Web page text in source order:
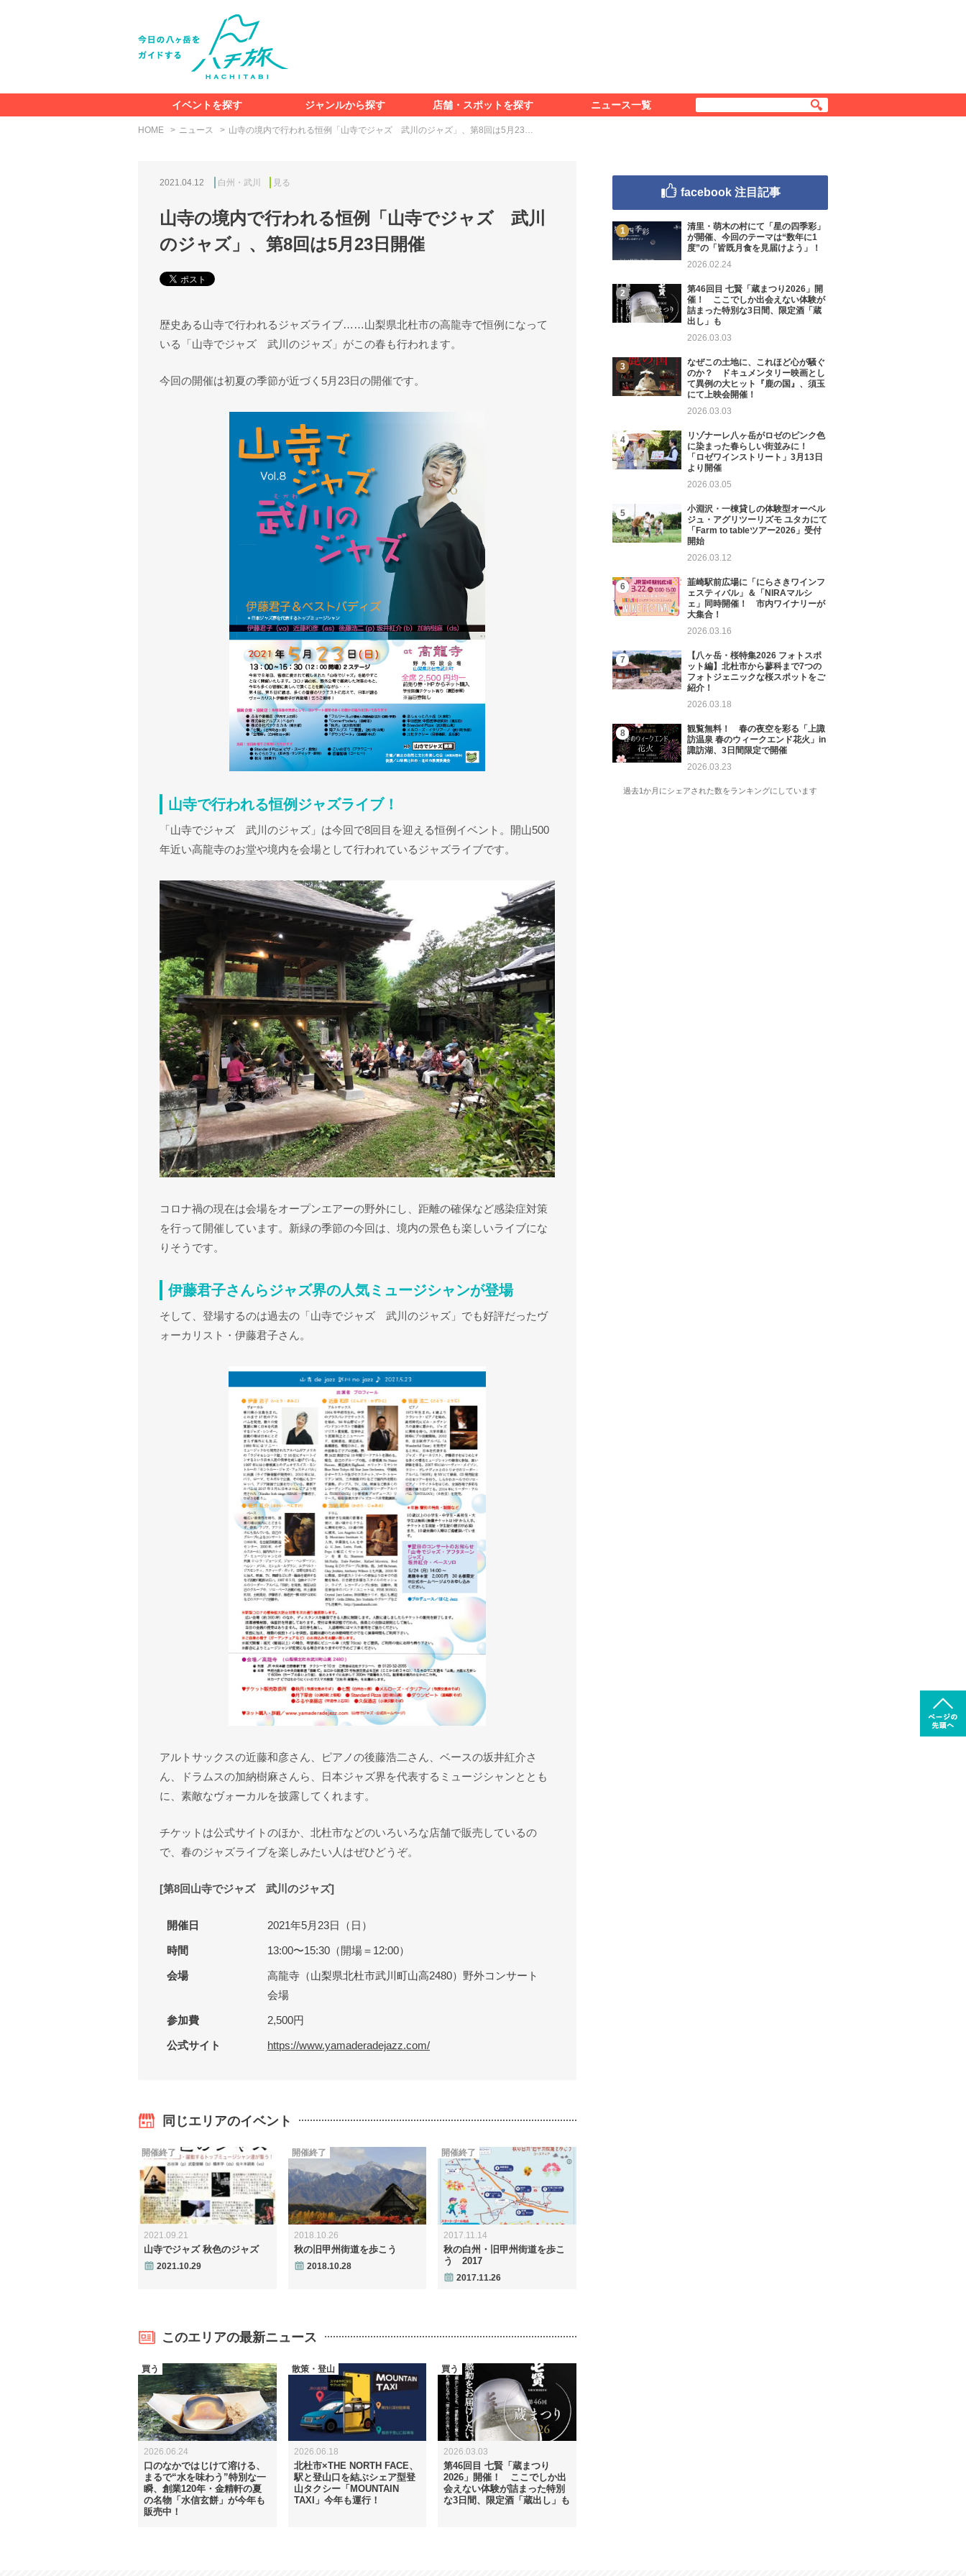
イベントを探す
ジャンルから探す
食べる
見る
知る
遊ぶ
特集＆レポート
店舗・スポットを探す ニュース一覧
HOME ニュース 山寺の境内で行われる恒例「山寺でジャズ 武川のジャズ」、第8回は5月23…
2021.04.12 白州・武川 見る
山寺の境内で行われる恒例「山寺でジャズ 武川
のジャズ」、第8回は5月23日開催
歴史ある山寺で行われるジャズライブ……山梨県北杜市の高龍寺で恒例になって
いる「山寺でジャズ 武川のジャズ」がこの春も行われます。
今回の開催は初夏の季節が近づく5月23日の開催です。
山寺で行われる恒例ジャズライブ！
「山寺でジャズ 武川のジャズ」は今回で8回目を迎える恒例イベント。開山500
年近い高龍寺のお堂や境内を会場として行われているジャズライブです。
コロナ禍の現在は会場をオープンエアーの野外にし、距離の確保など感染症対策
を行って開催しています。新緑の季節の今回は、境内の景色も楽しいライブにな
りそうです。
伊藤君子さんらジャズ界の人気ミュージシャンが登場
そして、登場するのは過去の「山寺でジャズ 武川のジャズ」でも好評だったヴ
ォーカリスト・伊藤君子さん。
アルトサックスの近藤和彦さん、ピアノの後藤浩二さん、ベースの坂井紅介さ
ん、ドラムスの加納樹麻さんら、日本ジャズ界を代表するミュージシャンととも
に、素敵なヴォーカルを披露してくれます。
チケットは公式サイトのほか、北杜市などのいろいろな店舗で販売しているの
で、春のジャズライブを楽しみたい人はぜひどうぞ。
[第8回山寺でジャズ 武川のジャズ]
開催日 2021年5月23日（日）
時間 13:00〜15:30（開場＝12:00）
会場
高龍寺（山梨県北杜市武川町山高2480）野外コンサート
会場
参加費 2,500円
公式サイト https://www.yamaderadejazz.com/
同じエリアのイベント
2021.09.21
山寺でジャズ 秋色のジャズ
2021.10.29
開催終了
2018.10.26
秋の旧甲州街道を歩こう
2018.10.28
開催終了
2017.11.14
秋の白州・旧甲州街道を歩こ
う 2017
2017.11.26
開催終了
このエリアの最新ニュース
2026.06.24
口のなかではじけて溶ける、
まるで“水を味わう”特別な一
瞬、創業120年・金精軒の夏
の名物「水信玄餅」が今年も
販売中！
買う
2026.06.18
北杜市×THE NORTH FACE、
駅と登山口を結ぶシェア型登
山タクシー「MOUNTAIN
TAXI」今年も運行！
散策・登山
2026.03.03
第46回目 七賢「蔵まつり
2026」開催！ ここでしか出
会えない体験が詰まった特別
な3日間、限定酒「蔵出し」も
買う
facebook 注目記事
清里・萌木の村にて「星の四季彩」
が開催、今回のテーマは“数年に1
度”の「皆既月食を見届けよう」！
2026.02.24
第46回目 七賢「蔵まつり2026」開
催！ ここでしか出会えない体験が
詰まった特別な3日間、限定酒「蔵
出し」も
2026.03.03
なぜこの土地に、これほど心が騒ぐ
のか？ ドキュメンタリー映画とし
て異例の大ヒット『鹿の国』、須玉
にて上映会開催！
2026.03.03
リゾナーレ八ヶ岳がロゼのピンク色
に染まった春らしい街並みに！
「ロゼワインストリート」3月13日
より開催
2026.03.05
小淵沢・一棟貸しの体験型オーベル
ジュ・アグリツーリズモ ユタカにて
「Farm to tableツアー2026」受付
開始
2026.03.12
韮崎駅前広場に「にらさきワインフ
ェスティバル」＆「NIRAマルシ
ェ」同時開催！ 市内ワイナリーが
大集合！
2026.03.16
【八ヶ岳・桜特集2026 フォトスポ
ット編】北杜市から蓼科まで7つの
フォトジェニックな桜スポットをご
紹介！
2026.03.18
観覧無料！ 春の夜空を彩る「上諏
訪温泉 春のウィークエンド花火」in
諏訪湖、3日間限定で開催
2026.03.23
過去1か月にシェアされた数をランキングにしています